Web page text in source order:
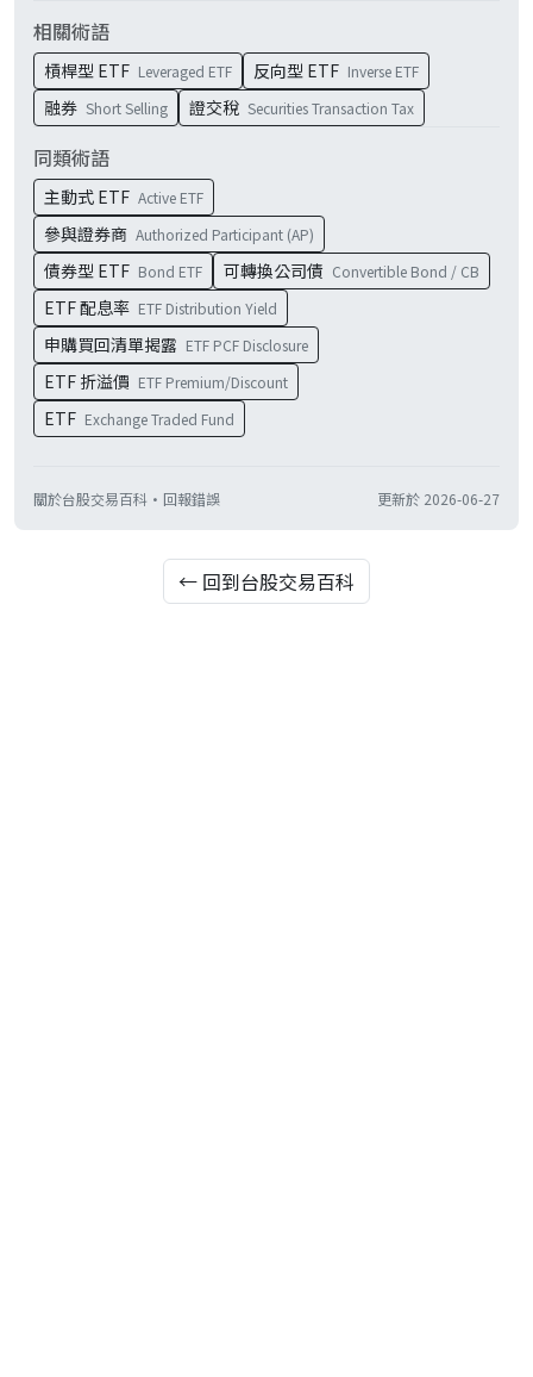
相關術語
槓桿型 ETF Leveraged ETF 反向型 ETF Inverse ETF
融券 Short Selling 證交稅 Securities Transaction Tax
同類術語
主動式 ETF Active ETF
參與證券商 Authorized Participant (AP)
債券型 ETF Bond ETF 可轉換公司債 Convertible Bond / CB
ETF 配息率 ETF Distribution Yield
申購買回清單揭露 ETF PCF Disclosure
ETF 折溢價 ETF Premium/Discount
ETF Exchange Traded Fund
關於台股交易百科 · 回報錯誤 更新於 2026-06-27
← 回到台股交易百科